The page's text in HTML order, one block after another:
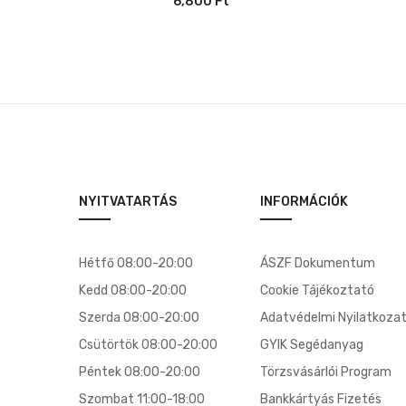
NYITVATARTÁS
Hétfő 08:00-20:00
Kedd 08:00-20:00
Szerda 08:00-20:00
Csütörtök 08:00-20:00
Péntek 08:00-20:00
Szombat 11:00-18:00
INFORMÁCIÓK
ÁSZF Dokumentum
Cookie Tájékoztató
Adatvédelmi Nyilatkozat
GYIK Segédanyag
Törzsvásárlói Program
Bankkártyás Fizetés